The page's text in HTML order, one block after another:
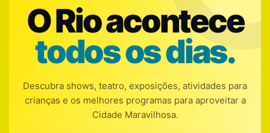
O Rio acontece
todos os dias.
Descubra shows, teatro, exposições, atividades para
crianças e os melhores programas para aproveitar a
Cidade Maravilhosa.